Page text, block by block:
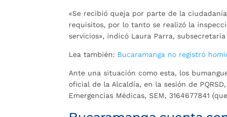
«Se recibió queja por parte de la
requisitos, por lo tanto se realizó la
servicios», indicó Laura Parra,
Lea también: Bucaramanga no registró
Ante una situación como esta, los
oficial de la Alcaldía, en la sesión de
Emergencias Médicas, SEM, 3164677841